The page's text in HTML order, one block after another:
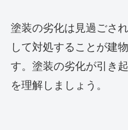
塗装の劣化は見過ごさ
して対処することが建
す。塗装の劣化が引き
を理解しましょう。